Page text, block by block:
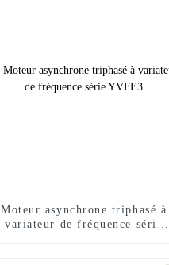
Moteur asynchrone triphasé à
variateur de fréquence série